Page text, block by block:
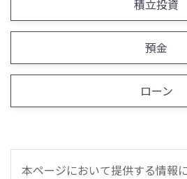
積立投資
預金
ローン
本ページにおいて提供する情報